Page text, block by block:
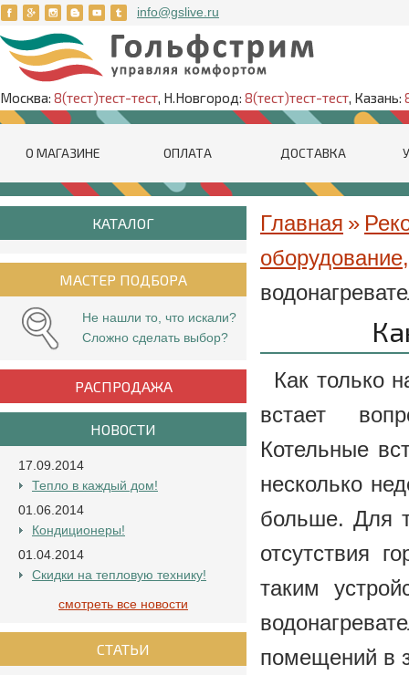
info@gslive.ru
Москва: 8(тест)тест-тест, Н.Новгород: 8(тест)тест-тест, Казань:
О МАГАЗИНЕ ОПЛАТА ДОСТАВКА
КАТАЛОГ
МАСТЕР ПОДБОРА
Не нашли то, что искали?
Сложно сделать выбор?
РАСПРОДАЖА
НОВОСТИ
17.09.2014
Тепло в каждый дом!
01.06.2014
Кондиционеры!
01.04.2014
Скидки на тепловую технику!
смотреть все новости
СТАТЬИ
Главная »
Как только
встает
Котельные
несколько
больше. Для
отсутствия
таким
помещений в